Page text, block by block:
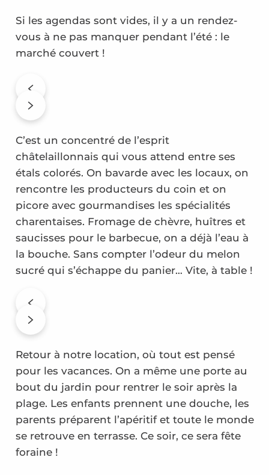
Si les agendas sont vides, il y a un rendez-
vous à ne pas manquer pendant l’été : le
marché couvert !
C’est un concentré de l’esprit
châtelaillonnais qui vous attend entre ses
étals colorés. On bavarde avec les locaux, on
rencontre les producteurs du coin et on
picore avec gourmandises les spécialités
charentaises. Fromage de chèvre, huîtres et
saucisses pour le barbecue, on a déjà l’eau à
la bouche. Sans compter l’odeur du melon
sucré qui s’échappe du panier… Vite, à table !
Retour à notre location, où tout est pensé
pour les vacances. On a même une porte au
bout du jardin pour rentrer le soir après la
plage. Les enfants prennent une douche, les
parents préparent l’apéritif et toute le monde
se retrouve en terrasse. Ce soir, ce sera fête
foraine !